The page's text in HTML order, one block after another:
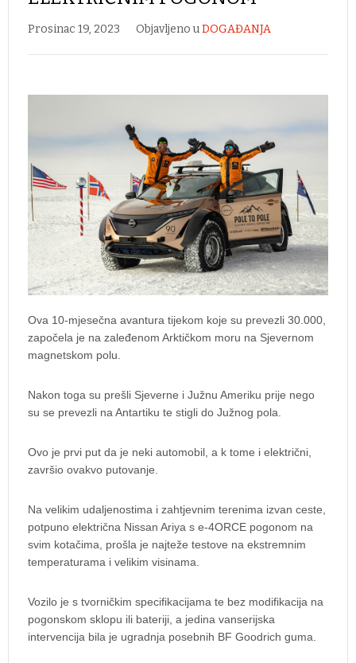
Prosinac 19, 2023 Objavljeno uDOGAĐANJA
Ova 10-mjesečna avantura tijekom koje su prevezli 30.000,
započela je na zaleđenom Arktičkom moru na Sjevernom
magnetskom polu.
Nakon toga su prešli Sjeverne i Južnu Ameriku prije nego
su se prevezli na Antartiku te stigli do Južnog pola.
Ovo je prvi put da je neki automobil, a k tome i električni,
završio ovakvo putovanje.
Na velikim udaljenostima i zahtjevnim terenima izvan ceste,
potpuno električna Nissan Ariya s e-4ORCE pogonom na
svim kotačima, prošla je najteže testove na ekstremnim
temperaturama i velikim visinama.
Vozilo je s tvorničkim specifikacijama te bez modifikacija na
pogonskom sklopu ili bateriji, a jedina vanserijska
intervencija bila je ugradnja posebnih BF Goodrich guma.